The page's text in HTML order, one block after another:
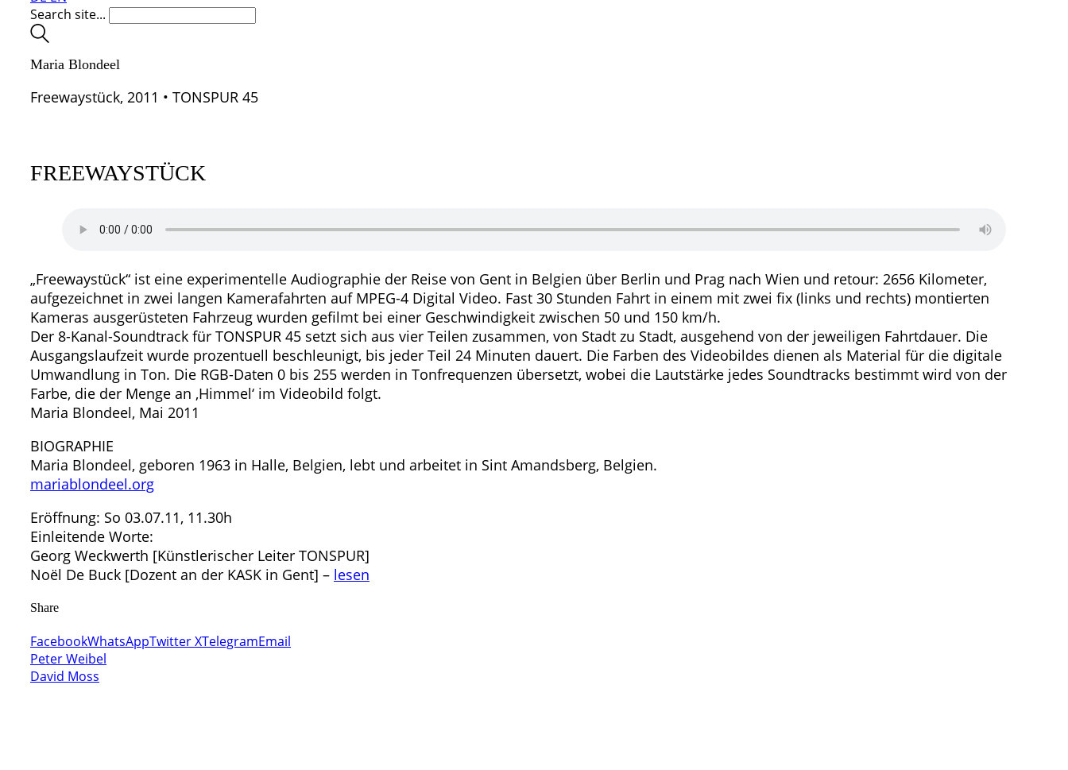
Search site...
Maria Blondeel
Freewaystück, 2011 • TONSPUR 45
FREEWAYSTÜCK
„Freewaystück“ ist eine experimentelle Audiographie der Reise von Gent in Belgien über Berlin und Prag nach Wien und retour: 2656 Kilometer,
aufgezeichnet in zwei langen Kamerafahrten auf MPEG-4 Digital Video. Fast 30 Stunden Fahrt in einem mit zwei fix (links und rechts) montierten
Kameras ausgerüsteten Fahrzeug wurden gefilmt bei einer Geschwindigkeit zwischen 50 und 150 km/h.
Der 8-Kanal-Soundtrack für TONSPUR 45 setzt sich aus vier Teilen zusammen, von Stadt zu Stadt, ausgehend von der jeweiligen Fahrtdauer. Die
Ausgangslaufzeit wurde prozentuell beschleunigt, bis jeder Teil 24 Minuten dauert. Die Farben des Videobildes dienen als Material für die digitale
Umwandlung in Ton. Die RGB-Daten 0 bis 255 werden in Tonfrequenzen übersetzt, wobei die Lautstärke jedes Soundtracks bestimmt wird von der
Farbe, die der Menge an ‚Himmel‘ im Videobild folgt.
Maria Blondeel, Mai 2011
BIOGRAPHIE
Maria Blondeel, geboren 1963 in Halle, Belgien, lebt und arbeitet in Sint Amandsberg, Belgien.
mariablondeel.org
Eröffnung: So 03.07.11, 11.30h
Einleitende Worte:
Georg Weckwerth [Künstlerischer Leiter TONSPUR]
Noël De Buck [Dozent an der KASK in Gent] – lesen
Share
FacebookWhatsAppTwitter XTelegramEmail
Peter Weibel
David Moss